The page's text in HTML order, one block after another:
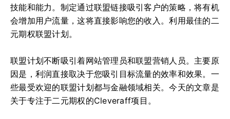
技能和能力。制定通过联盟链接吸引客户的策略，将有机
会增加用户流量，这将直接影响您的收入。利用最佳的二
元期权联盟计划。
联盟计划不断吸引着网站管理员和联盟营销人员。主要原
因是，利润直接取决于您吸引目标流量的效率和效果。一
些最受欢迎的联盟计划都与金融领域相关。今天的文章是
关于专注于二元期权的Cleveraff项目。